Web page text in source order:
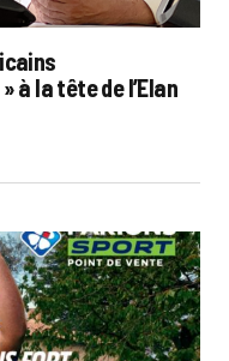
à la tête de l’Elan